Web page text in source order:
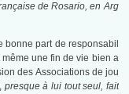
de Rosario, en Arg
bonne part de responsabil
une fin de vie bien a
des Associations de jou
presque à lui tout seul, fait